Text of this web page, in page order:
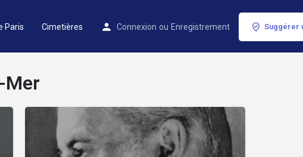
Paris Cimetières Connexion ou Enregistrement Suggérer
Mer